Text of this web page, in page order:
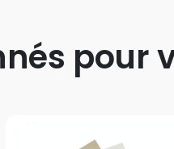
pour